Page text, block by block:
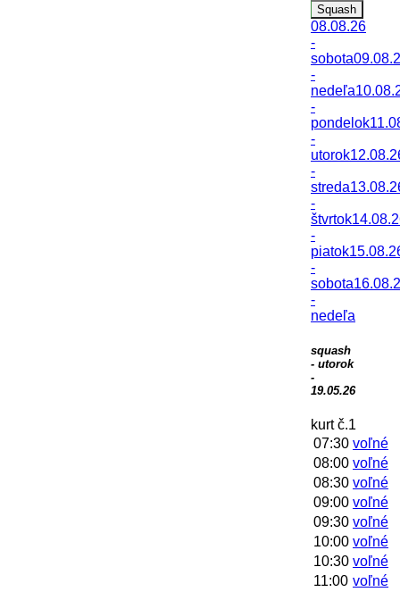
Squash
08.08.26
-
sobota
-
nedeľa
-
pondelok
-
utorok
-
streda
-
štvrtok
-
piatok
-
sobota
-
nedeľa
squash
- utorok
-
19.05.26
kurt č.1
07:30 voľné
08:00 voľné
08:30 voľné
09:00 voľné
09:30 voľné
10:00 voľné
10:30 voľné
11:00 voľné